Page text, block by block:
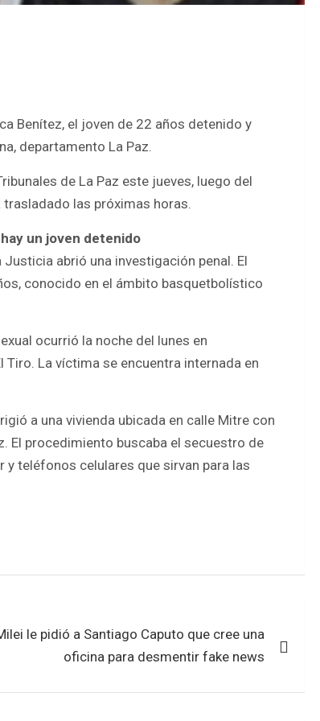
Benítez, el joven de 22 años detenido y
departamento La Paz.
de La Paz este jueves, luego del
las próximas horas.
un joven detenido
abrió una investigación penal. El
conocido en el ámbito basquetbolístico
ocurrió la noche del lunes en
La víctima se encuentra internada en
a una vivienda ubicada en calle Mitre con
El procedimiento buscaba el secuestro de
teléfonos celulares que sirvan para las
le pidió a Santiago Caputo que cree una
oficina para desmentir fake news